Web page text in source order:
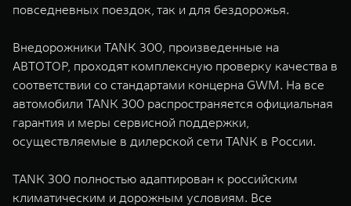
повседневных поездок, так и для бездорожья.
Внедорожники TANK 300, произведенные на
АВТОТОР, проходят комплексную проверку качества в
соответствии со стандартами концерна GWM. На все
автомобили TANK 300 распространяется официальная
гарантия и меры сервисной поддержки,
осуществляемые в дилерской сети TANK в России.
TANK 300 полностью адаптирован к российским
климатическим и дорожным условиям. Все